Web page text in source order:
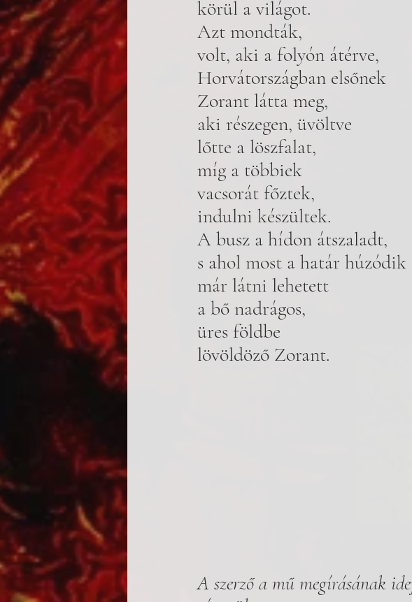
körül a világot.
Azt mondták,
volt, aki a folyón átérve,
Horvátországban elsőnek
Zorant látta meg,
aki részegen, üvöltve
lőtte a löszfalat,
míg a többiek
vacsorát főztek,
indulni készültek.
A busz a hídon átszaladt,
s ahol most a határ húzódik
már látni lehetett
a bő nadrágos,
üres földbe
lövöldöző Zorant.
A szerző a mű megírásának